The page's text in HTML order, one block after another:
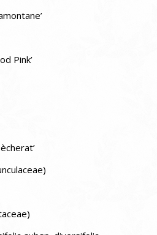
Pink’